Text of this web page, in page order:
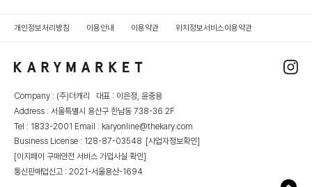
개인정보처리방침 이용안내 이용약관 위치정보서비스이용약관
Company : (주)더캐리 대표 : 이은정, 윤중용
Address : 서울특별시 용산구 한남동 738-36 2F
Tel : 1833-2001 Email : karyonline@thekary.com
Business License : 128-87-03548 [사업자정보확인]
[이지페이 구매안전 서비스 가입사실 확인]
통신판매업신고 : 2021-서울용산-1694